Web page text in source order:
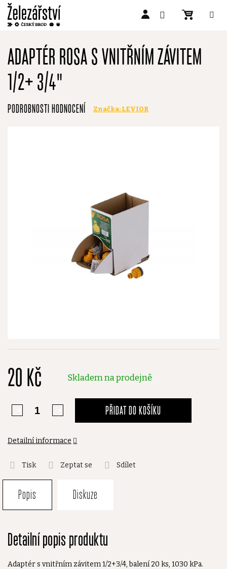
obsah
ADAPTÉR ROSA S VNITŘNÍM ZÁVITEM
1/2+ 3/4"
Průměrné
hodnocení
PODROBNOSTI HODNOCENÍ Značka: LEVIOR
20 Kč Skladem na prodejně
PŘIDAT DO KOŠÍKU
Detailní informace
Tisk Zeptat se Sdílet
Popis Diskuze
Detailní popis produktu
Adaptér s vnitřním závitem 1/2+3/4, balení 20 ks, 1030 kPa.